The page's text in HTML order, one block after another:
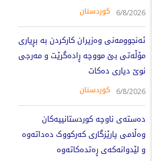
6/8/2026 کوردستان
ئەنجوومەنی وەزیران کارکردن بە بڕیاری
مۆڵەتی بێ مووچە ڕادەگرێت و مەرجی
نوێ دیاری دەکات
6/8/2026 کوردستان
دەستەی ناوچە کوردستانییەکان
وەڵامی پارێزگاری کەرکووک دەداتەوە
و لێدوانەکەی ڕەتدەکاتەوە